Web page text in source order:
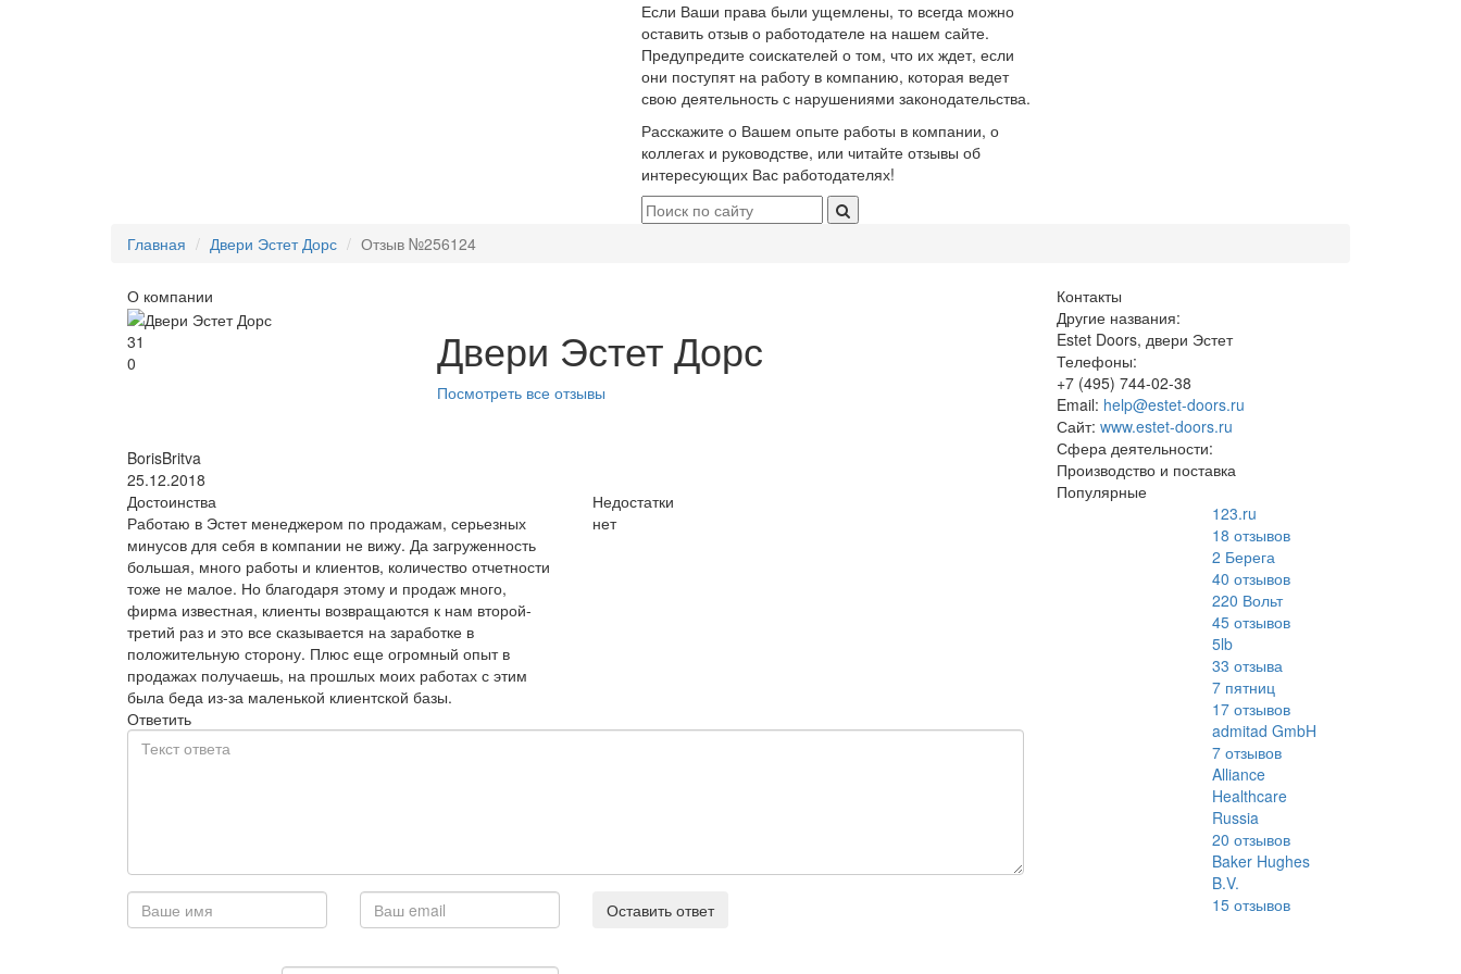
Если Ваши права были ущемлены, то всегда можно
оставить отзыв о работодателе на нашем сайте.
Предупредите соискателей о том, что их ждет, если
они поступят на работу в компанию, которая ведет
свою деятельность с нарушениями законодательства.
Расскажите о Вашем опыте работы в компании, о
коллегах и руководстве, или читайте отзывы об
интересующих Вас работодателях!
Главная Двери Эстет Дорс Отзыв №256124
О компании
31
0
Двери Эстет Дорс
Посмотреть все отзывы
BorisBritva
25.12.2018
Достоинства
Работаю в Эстет менеджером по продажам, серьезных
минусов для себя в компании не вижу. Да загруженность
большая, много работы и клиентов, количество отчетности
тоже не малое. Но благодаря этому и продаж много,
фирма известная, клиенты возвращаются к нам второй-
третий раз и это все сказывается на заработке в
положительную сторону. Плюс еще огромный опыт в
продажах получаешь, на прошлых моих работах с этим
была беда из-за маленькой клиентской базы.
Недостатки
нет
Ответить
Оставить ответ
Контакты
Другие названия:
Estet Doors, двери Эстет
Телефоны:
+7 (495) 744-02-38
Email: help@estet-doors.ru
Сайт: www.estet-doors.ru
Сфера деятельности:
Производство и поставка
Популярные
123.ru
18 отзывов
2 Берега
40 отзывов
220 Вольт
45отзывов
5lb
33 отзыва
7 пятниц
17отзывов
admitad GmbH
7отзывов
Alliance
Healthcare
Russia
20 отзывов
Baker Hughes
B.V.
15отзывов